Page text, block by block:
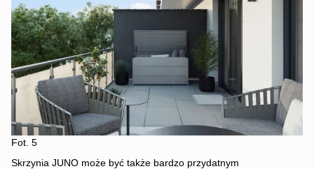
Fot. 5
Skrzynia JUNO może być także bardzo przydatnym